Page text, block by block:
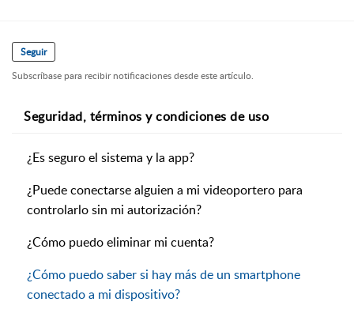
Seguir
Subscríbase para recibir notificaciones desde este artículo.
Seguridad, términos y condiciones de uso
¿Es seguro el sistema y la app?
¿Puede conectarse alguien a mi videoportero para
controlarlo sin mi autorización?
¿Cómo puedo eliminar mi cuenta?
¿Cómo puedo saber si hay más de un smartphone
conectado a mi dispositivo?